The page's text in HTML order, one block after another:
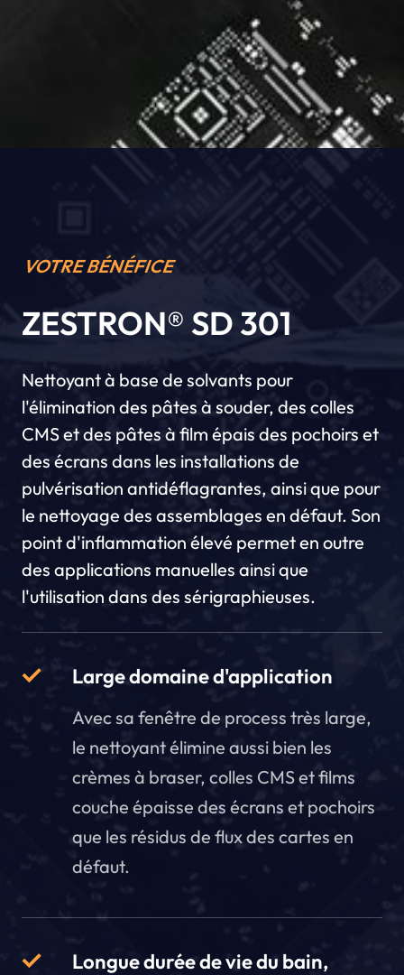
VOTRE BÉNÉFICE
ZESTRON® SD 301
Nettoyant à base de solvants pour
l'élimination des pâtes à souder, des colles
CMS et des pâtes à film épais des pochoirs et
des écrans dans les installations de
pulvérisation antidéflagrantes, ainsi que pour
le nettoyage des assemblages en défaut. Son
point d'inflammation élevé permet en outre
des applications manuelles ainsi que
l'utilisation dans des sérigraphieuses.
Large domaine d'application
Avec sa fenêtre de process très large,
le nettoyant élimine aussi bien les
crèmes à braser, colles CMS et films
couche épaisse des écrans et pochoirs
que les résidus de flux des cartes en
défaut.
Longue durée de vie du bain,